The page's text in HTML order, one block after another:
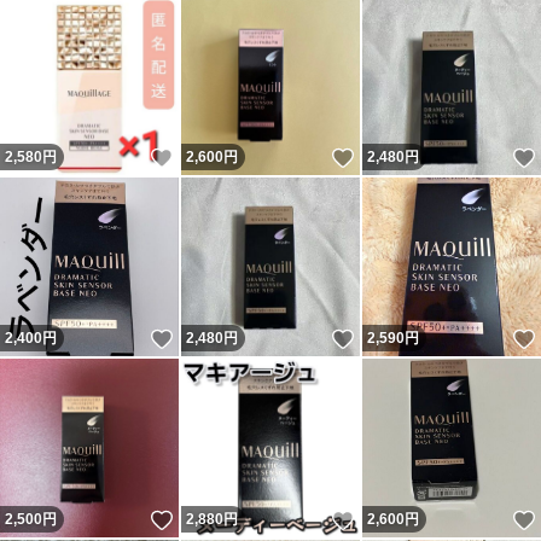
2,580 円 いいね！
2,600円 いいね！
2,480円
2,400円 いいね！
2,480円 いいね！
2,590円
2,500円 いいね！
2,880円 いいね！
2,600円